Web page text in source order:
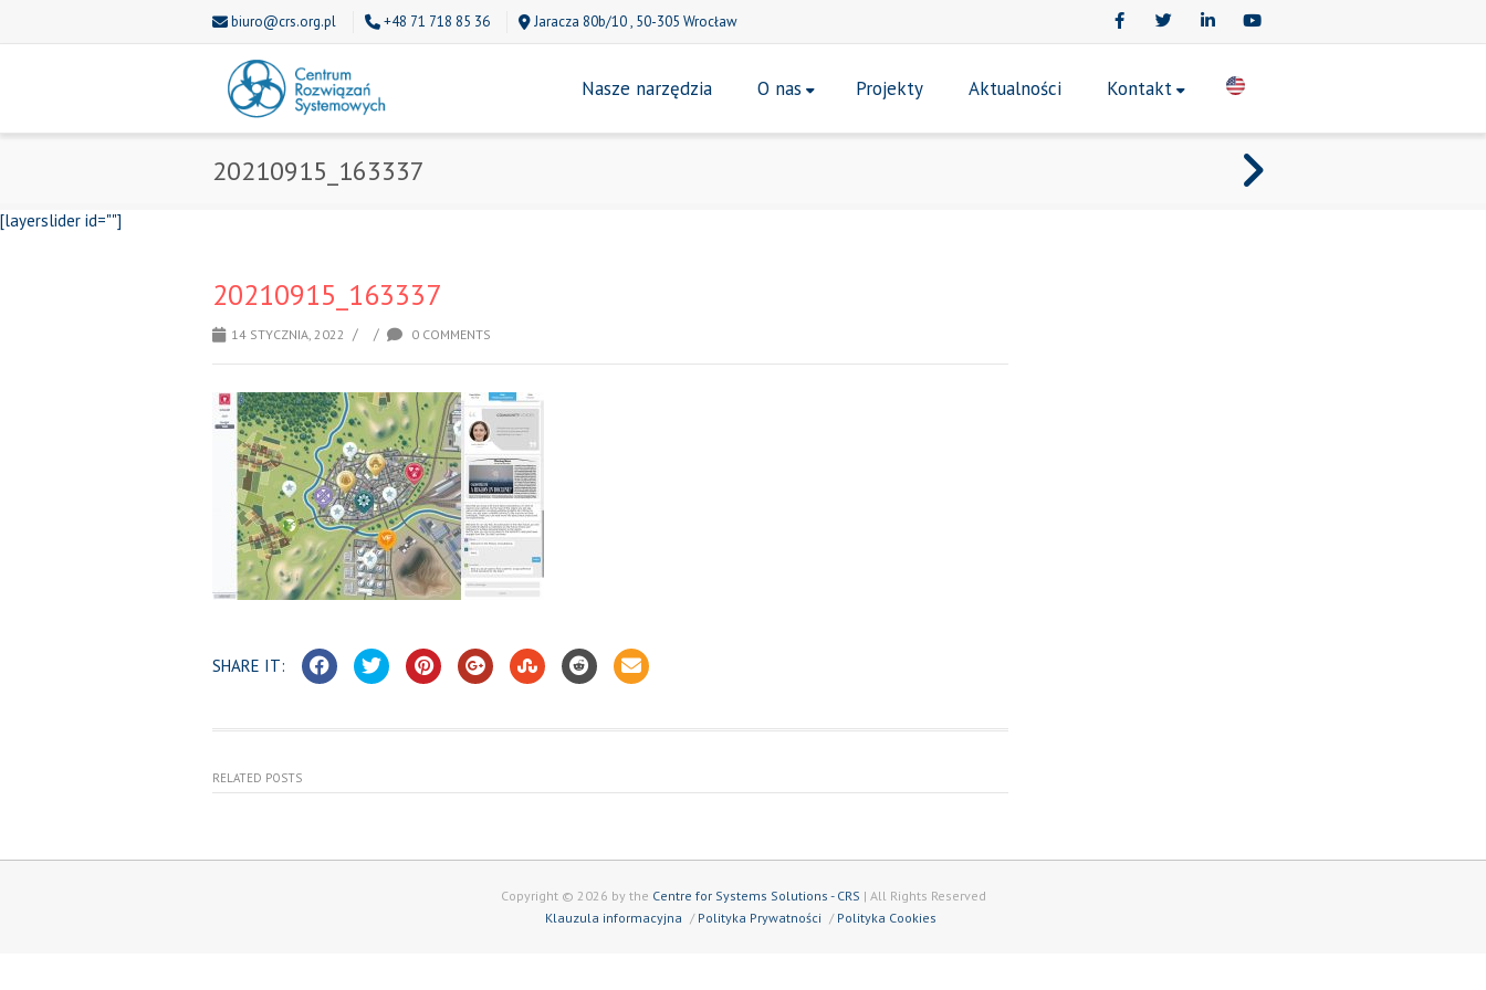
biuro@crs.org.pl +48 71 718 85 36 Jaracza 80b/10 , 50-305 Wrocław
Nasze narzędzia O nas Projekty Aktualności Kontakt
20210915_163337
[layerslider id=""]
20210915_163337
14 STYCZNIA, 2022 / / 0 COMMENTS
SHARE IT:
RELATED POSTS
Copyright © 2026 by the Centre for Systems Solutions - CRS | All Rights Reserved
Klauzula informacyjna
Polityka Prywatności Polityka Cookies